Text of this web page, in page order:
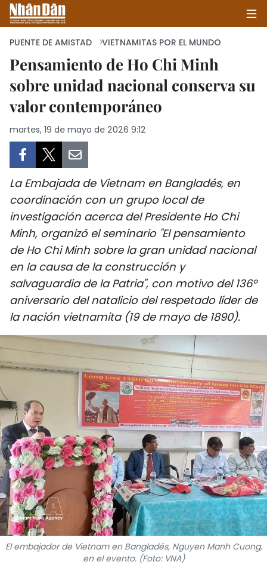
INICIO
POLÍTICA
SALUD - MEDIO AMBIENTE
CULTURA - ENTRETENIMIENTO
INTERNACIONAL
DEPORTES
VIAJES
PUENTE DE AMISTAD
HISTORIAS MULTIMEDIA
FOTOGRAFÍA
¿QUIÉNES SOMOS?
TIẾNG VIỆT
ENGLISH
中文
FRANÇAIS
PUENTE DE AMISTAD VIETNAMITAS POR EL MUNDO
Pensamiento de Ho Chi Minh
sobre unidad nacional conserva su
valor contemporáneo
martes, 19 de mayo de 2026 9:12
La Embajada de Vietnam en Bangladés, en
coordinación con un grupo local de
investigación acerca del Presidente Ho Chi
Minh, organizó el seminario "El pensamiento
de Ho Chi Minh sobre la gran unidad nacional
en la causa de la construcción y
salvaguardia de la Patria", con motivo del 136º
aniversario del natalicio del respetado líder de
la nación vietnamita (19 de mayo de 1890).
El embajador de Vietnam en Bangladés, Nguyen Manh Cuong,
en el evento. (Foto: VNA)